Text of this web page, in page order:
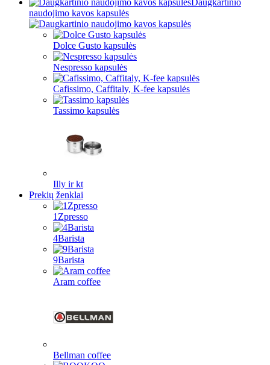
Daugkartinio
naudojimo kavos kapsulės
Dolce Gusto kapsulės
Nespresso kapsulės
Cafissimo, Caffitaly, K-fee kapsulės
Tassimo kapsulės
Illy ir kt
Prekių ženklai
1Zpresso
4Barista
9Barista
Aram coffee
Bellman coffee